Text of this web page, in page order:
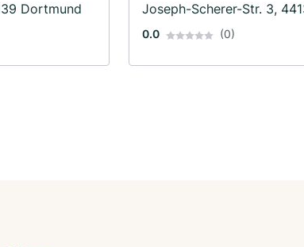
Dortmund Joseph-Scherer-Str. 3,
0.0 (0)